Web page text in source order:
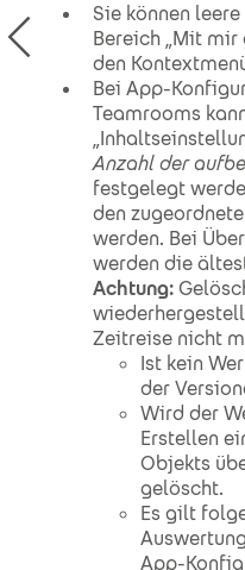
Sie können
Bereich „Mit
den
Bei App-
Teamrooms
Anzahl der
festgelegt
den
werden. Bei
werden die
Achtung:
Zeitreise nicht
Ist kein
der
Wird der
Erstellen
Objekts
gelöscht.
Es gilt
App-